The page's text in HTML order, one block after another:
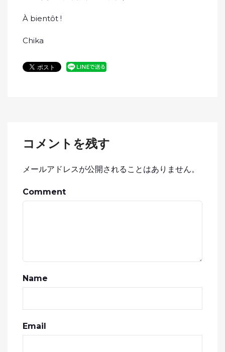
À bientôt !
Chika
コメントを残す
メールアドレスが公開されることはありません。
Comment
Name
Email